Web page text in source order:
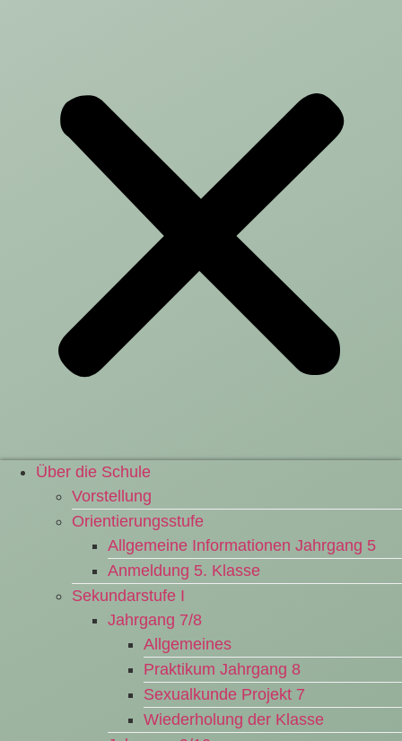
Über die Schule
Vorstellung
Orientierungsstufe
Allgemeine Informationen Jahrgang 5
Anmeldung 5. Klasse
Sekundarstufe I
Jahrgang 7/8
Allgemeines
Praktikum Jahrgang 8
Sexualkunde Projekt 7
Wiederholung der Klasse